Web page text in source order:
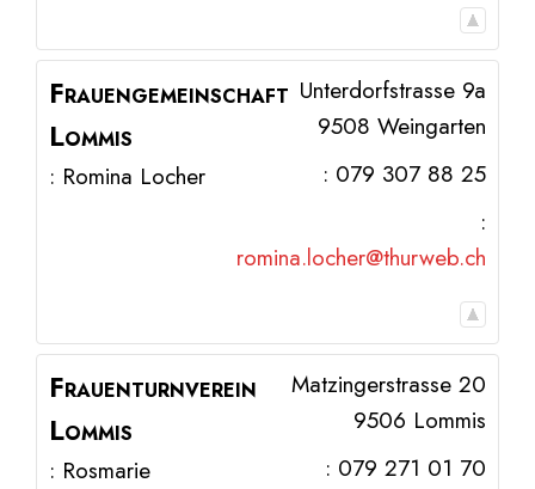
Frauengemeinschaft
Lommis
: Romina Locher
Unterdorfstrasse 9a
9508 Weingarten
: 079 307 88 25
:
romina.locher@thurweb.ch
Frauenturnverein
Lommis
: Rosmarie
Matzingerstrasse 20
9506 Lommis
: 079 271 01 70